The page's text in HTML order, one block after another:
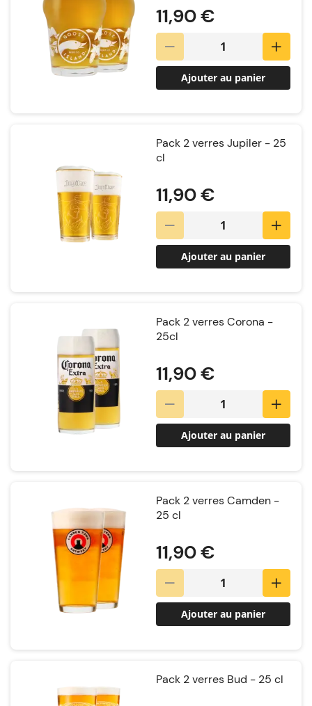
11,90 €
Ajouter au panier
Pack 2 verres Jupiler - 25
cl
11,90 €
Ajouter au panier
Pack 2 verres Corona -
25cl
11,90 €
Ajouter au panier
Pack 2 verres Camden -
25 cl
11,90 €
Ajouter au panier
Pack 2 verres Bud - 25 cl